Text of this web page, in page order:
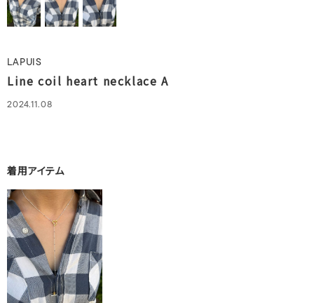
LAPUIS
Line coil heart necklace A
2024.11.08
着用アイテム